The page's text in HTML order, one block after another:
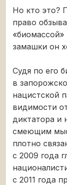
Но кто это?
право
замашки он
Судя по его
в
нацистской
видимости
диктатора и
смеющим
плотно
с 2009 года
с 2011 года